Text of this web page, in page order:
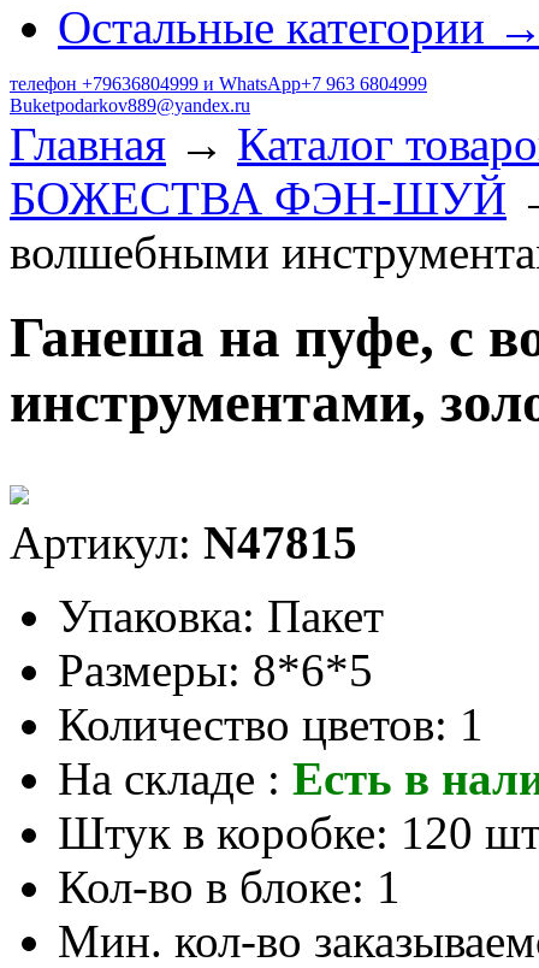
Остальные категории
телефон +79636804999 и WhatsApp+7 963 6804999
Buketpodarkov889@yandex.ru
Главная → Каталог
БОЖЕСТВА ФЭН-ШУЙ
волшебными
Ганеша на пуфе, с
инструментами,
Артикул: N47815
Упаковка: Пакет
Размеры: 8*6*5
Количество цветов: 1
На складе : Есть в
Штук в коробке: 120
Кол-во в блоке: 1
Мин. кол-во